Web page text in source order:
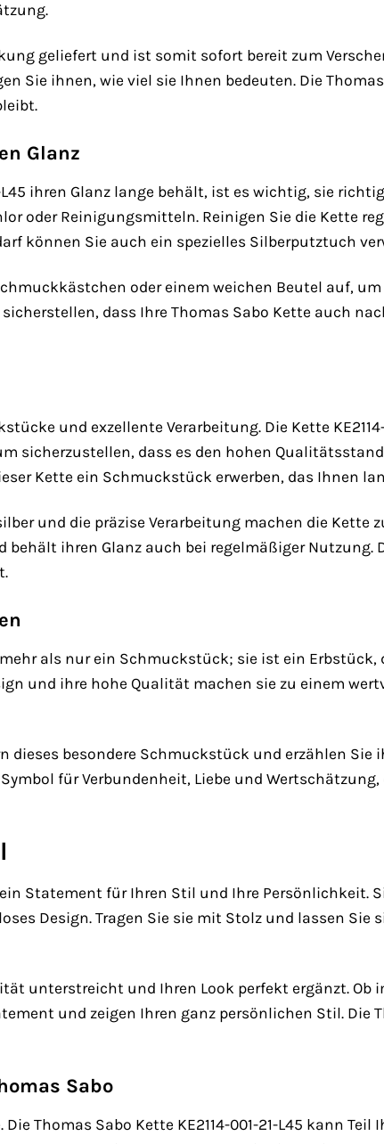
geliefert und ist somit sofort bereit zum
Sie ihnen, wie viel sie Ihnen bedeuten. Die
Glanz
ihren Glanz lange behält, ist es wichtig, sie
oder Reinigungsmitteln. Reinigen Sie die Kette
können Sie auch ein spezielles Silberputztuch
oder einem weichen Beutel auf,
dass Ihre Thomas Sabo Kette auch
und exzellente Verarbeitung. Die Kette
sicherzustellen, dass es den hohen
Kette ein Schmuckstück erwerben, das Ihnen
und die präzise Verarbeitung machen die Kette
ihren Glanz auch bei regelmäßiger Nutzung.
mehr als nur ein Schmuckstück; sie ist ein
und ihre hohe Qualität machen sie zu einem
dieses besondere Schmuckstück und erzählen Sie
für Verbundenheit, Liebe und
ein Statement für Ihren Stil und Ihre Persönlichkeit.
Design. Tragen Sie sie mit Stolz und lassen Sie
unterstreicht und Ihren Look perfekt ergänzt. Ob
und zeigen Ihren ganz persönlichen Stil. Die
Sabo
Thomas Sabo Kette KE2114-001-21-L45 kann